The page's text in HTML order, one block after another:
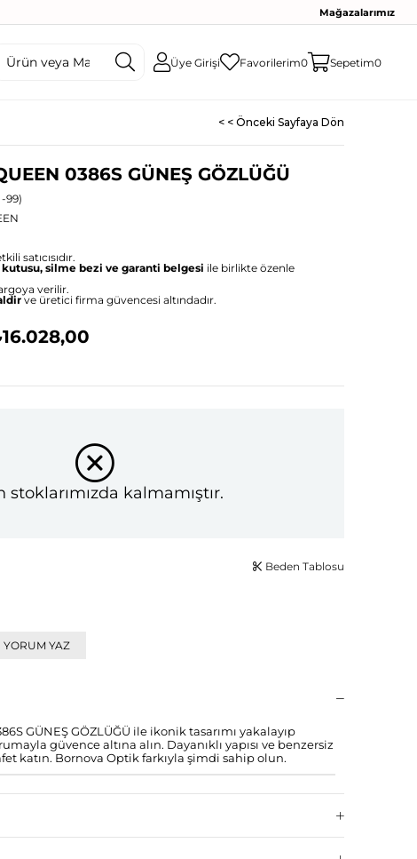
Mağazalarımız
Üye Girişi Favorilerim0 Sepetim0
< < Önceki Sayfaya Dön
0386S GÜNEŞ GÖZLÜĞÜ
99)
satıcısıdır.
silme bezi ve garanti belgesi ile birlikte özenle
verilir.
ve üretici firma güvencesi altındadır.
stoklarımızda kalmamıştır.
Beden Tablosu
YORUM YAZ
GÜNEŞ GÖZLÜĞÜ ile ikonik tasarımı yakalayıp
güvence altına alın. Dayanıklı yapısı ve benzersiz
katın. Bornova Optik farkıyla şimdi sahip olun.